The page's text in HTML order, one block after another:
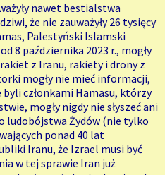
nawet bestialstwa
że nie zauważyły 26 tysięcy
Palestyński Islamski
8 października 2023 r., mogły
z Iranu, rakiety i drony z
mogły nie mieć informacji,
członkami Hamasu, którzy
mogły nigdy nie słyszeć ani
ludobójstwa Żydów (nie tylko
ponad 40 lat
Iranu, że Izrael musi być
w tej sprawie Iran już